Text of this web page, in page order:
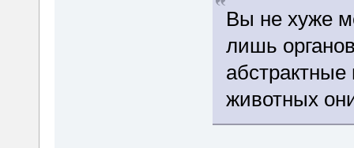
Вы не хуже
лишь
животных